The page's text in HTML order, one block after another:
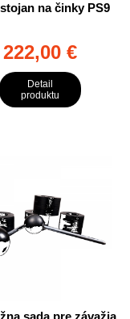
na činky PS9
222,00 €
Detail
produktu
sada pre závažia